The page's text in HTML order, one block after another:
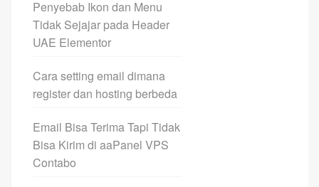
Penyebab Ikon dan Menu
Tidak Sejajar pada Header
UAE Elementor
Cara setting email dimana
register dan hosting berbeda
Email Bisa Terima Tapi Tidak
Bisa Kirim di aaPanel VPS
Contabo